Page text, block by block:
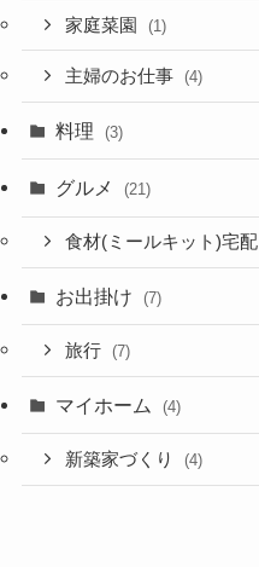
家庭菜園 (1)
主婦のお仕事 (4)
料理 (3)
グルメ (21)
食材(ミールキット)宅配
お出掛け (7)
旅行 (7)
マイホーム (4)
新築家づくり (4)